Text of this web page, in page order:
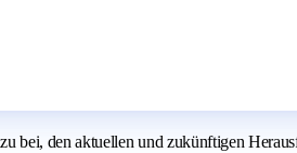
bei, den aktuellen und zukünftigen